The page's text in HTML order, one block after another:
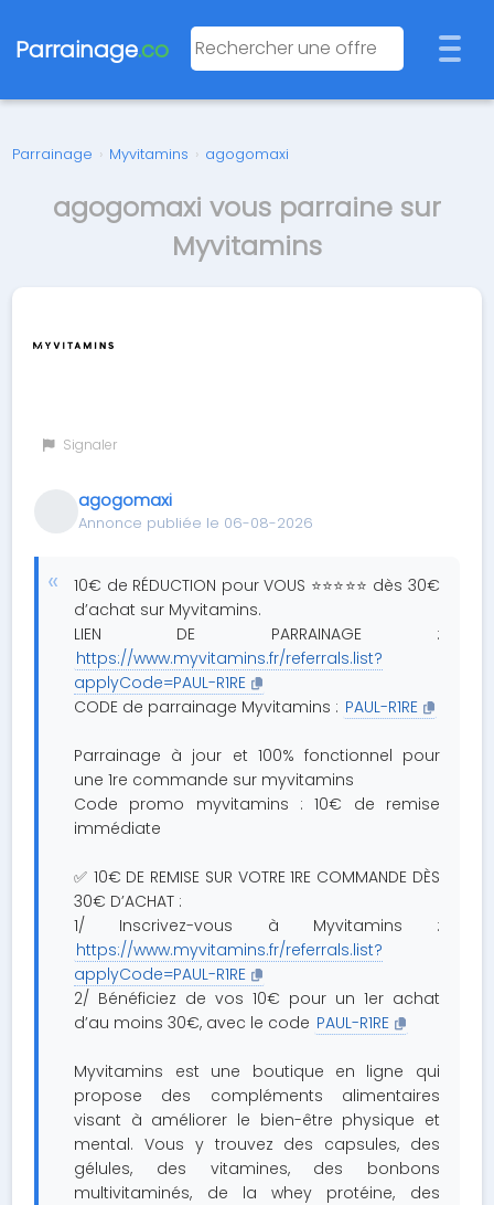
Parrainage.co
Parrainage › Myvitamins › agogomaxi
agogomaxi vous parraine sur
Myvitamins
Signaler
agogomaxi
Annonce publiée le 06-08-2026
10€ de RÉDUCTION pour VOUS ⭐⭐⭐⭐⭐ dès 30€
d’achat sur Myvitamins.
LIEN DE PARRAINAGE :
https://www.myvitamins.fr/referrals.list?
applyCode=PAUL-R1RE
CODE de parrainage Myvitamins : PAUL-R1RE
Parrainage à jour et 100% fonctionnel pour
une 1re commande sur myvitamins
Code promo myvitamins : 10€ de remise
immédiate
✅ 10€ DE REMISE SUR VOTRE 1RE COMMANDE DÈS
30€ D’ACHAT :
1/ Inscrivez-vous à Myvitamins :
https://www.myvitamins.fr/referrals.list?
applyCode=PAUL-R1RE
2/ Bénéficiez de vos 10€ pour un 1er achat
d’au moins 30€, avec le code PAUL-R1RE
Myvitamins est une boutique en ligne qui
propose des compléments alimentaires
visant à améliorer le bien-être physique et
mental. Vous y trouvez des capsules, des
gélules, des vitamines, des bonbons
multivitaminés, de la whey protéine, des